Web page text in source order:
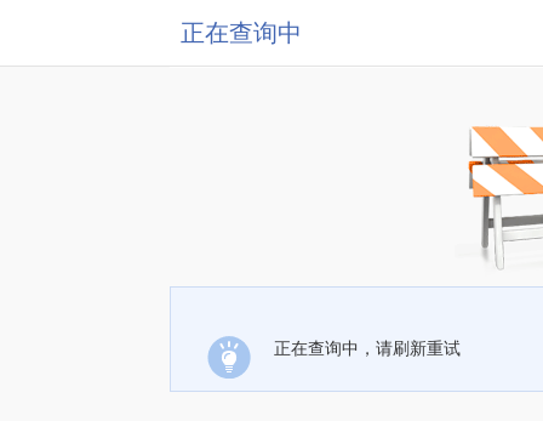
正在查询中
正在查询中，请刷新重试